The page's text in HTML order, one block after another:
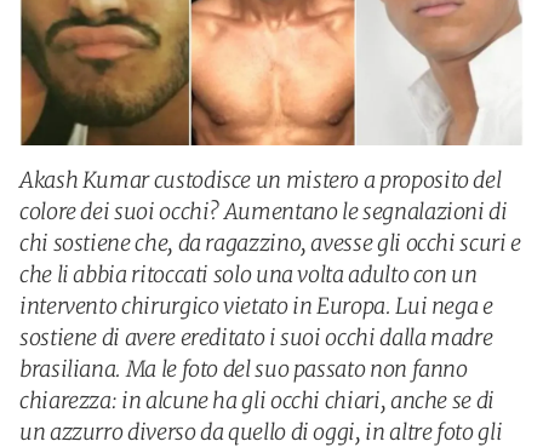
Akash Kumar custodisce un mistero a proposito del
colore dei suoi occhi? Aumentano le segnalazioni di
chi sostiene che, da ragazzino, avesse gli occhi scuri e
che li abbia ritoccati solo una volta adulto con un
intervento chirurgico vietato in Europa. Lui nega e
sostiene di avere ereditato i suoi occhi dalla madre
brasiliana. Ma le foto del suo passato non fanno
chiarezza: in alcune ha gli occhi chiari, anche se di
un azzurro diverso da quello di oggi, in altre foto gli